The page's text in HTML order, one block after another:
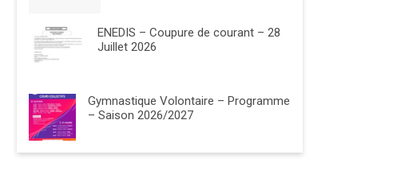
ENEDIS – Coupure de courant – 28
Juillet 2026
Gymnastique Volontaire – Programme
– Saison 2026/2027